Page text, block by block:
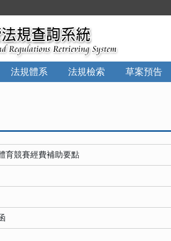
法規體系 法規檢索 草案預告
育競賽經費補助要點